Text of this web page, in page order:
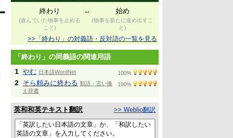
終わり
⇔ 始め
(進んでいた物事を止める
こと)
(物事を新たに進め出すこ
と)
>>「終わり」の対義語・反対語の一覧を見る
「終わり」の同義語の関連用語
1 やむ 日本語WordNet 100%
2 そら頼みに終わる 類語・言い換
え辞書
100%
英和和英テキスト翻訳 >> Weblio翻訳